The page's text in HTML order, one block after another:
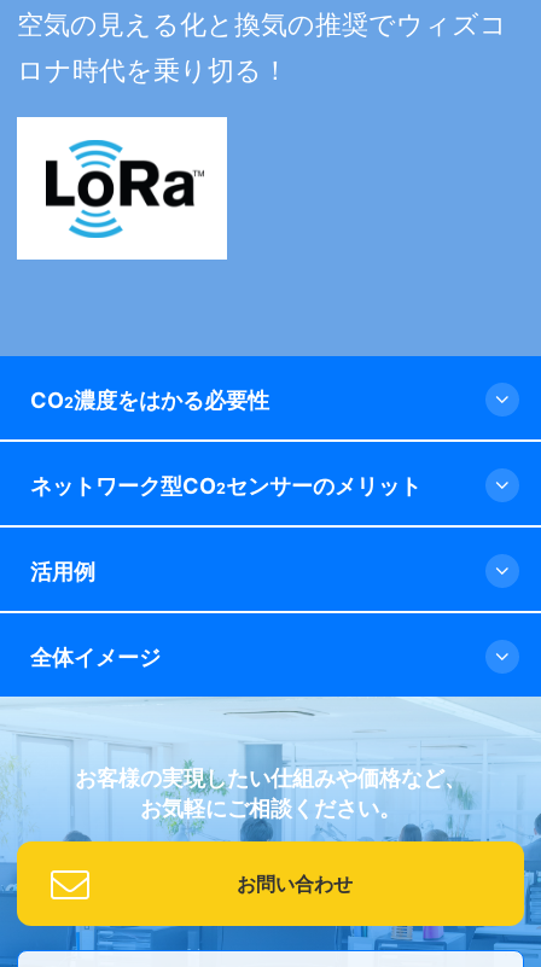
空気の見える化と換気の推奨でウィズコ
ロナ時代を乗り切る！
CO2濃度をはかる必要性
ネットワーク型CO2センサーのメリット
活用例
全体イメージ
お客様の実現したい仕組みや価格など、
お気軽にご相談ください。
お問い合わせ